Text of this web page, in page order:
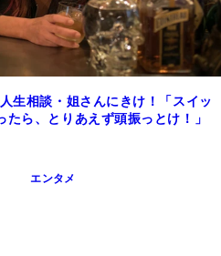
生相談・姐さんにきけ！「スイッ
ら、とりあえず頭振っとけ！」
エンタメ